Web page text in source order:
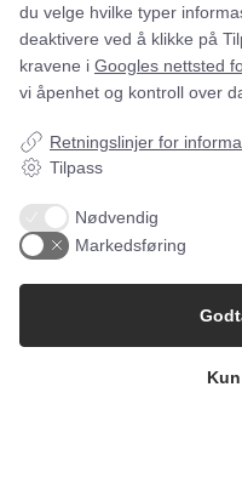
ADMINISTRASJON
Fremtidens
trender som vil
Administrasjonen er
størs…
du velge hvilke typer
deaktivere ved å klikke på
kravene i Googles nettsted
vi åpenhet og kontroll over
Retningslinjer for
Tilpass
Nødvendig
Markedsføring